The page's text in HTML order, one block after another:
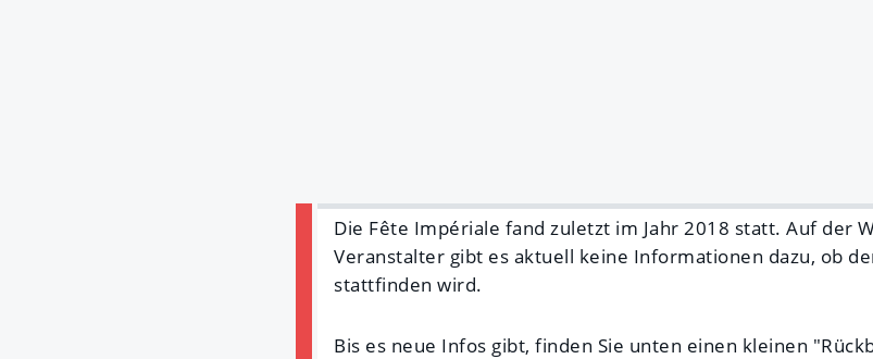
Die Fête Impériale fand zuletzt im Jahr 2018 statt. Auf der
Veranstalter gibt es aktuell keine Informationen dazu, ob
stattfinden wird.
Bis es neue Infos gibt, finden Sie unten einen kleinen